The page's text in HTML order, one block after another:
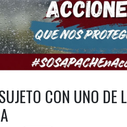
CON UNO DE